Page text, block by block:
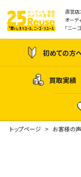
直営店
オーデ
「ニー
初めての方
買取実績
トップページ お客様の声